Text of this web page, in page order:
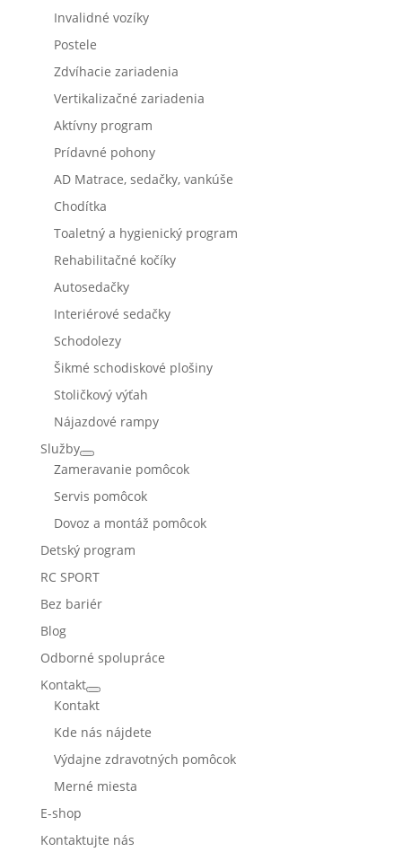
Invalidné vozíky
Postele
Zdvíhacie zariadenia
Vertikalizačné zariadenia
Aktívny program
Prídavné pohony
AD Matrace, sedačky, vankúše
Chodítka
Toaletný a hygienický program
Rehabilitačné kočíky
Autosedačky
Interiérové sedačky
Schodolezy
Šikmé schodiskové plošiny
Stoličkový výťah
Nájazdové rampy
Služby
Zameravanie pomôcok
Servis pomôcok
Dovoz a montáž pomôcok
Detský program
RC SPORT
Bez bariér
Blog
Odborné spolupráce
Kontakt
Kontakt
Kde nás nájdete
Výdajne zdravotných pomôcok
Merné miesta
E-shop
Kontaktujte nás